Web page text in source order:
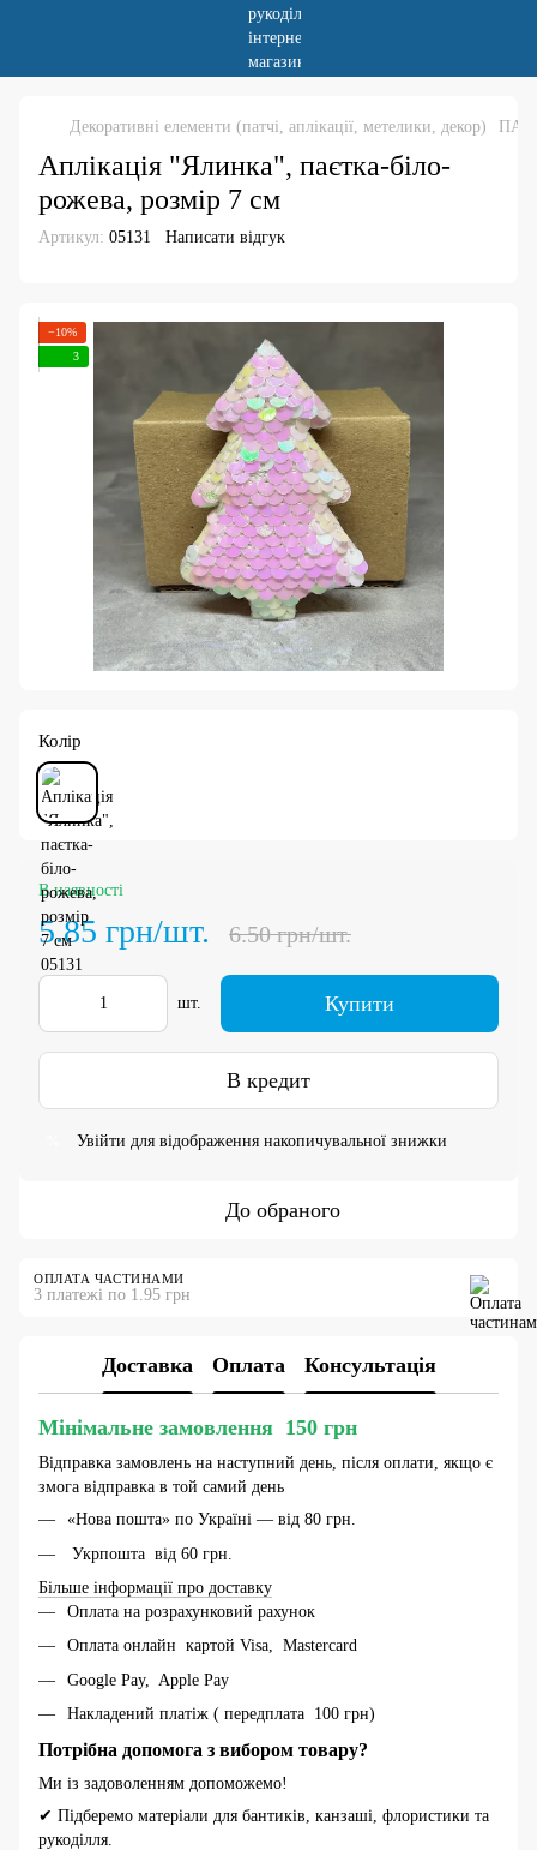
Декоративні елементи (патчі, аплікації, метелики, декор)
Аплікація "Ялинка", паєтка-біло-
рожева, розмір 7 см
Артикул: 05131 Написати відгук
−10%
3
Колір
В наявності
5.85 грн/шт. 6.50 грн/шт.
шт. Купити
В кредит
Увійти для відображення накопичувальної знижки
До обраного
ОПЛАТА ЧАСТИНАМИ
3 платежі по 1.95 грн
Доставка Оплата Консультація
Мінімальне замовлення 150 грн
Відправка замовлень на наступний день, після оплати, якщо є
змога відправка в той самий день
«Нова пошта» по Україні — від 80 грн.
Укрпошта від 60 грн.
Більше інформації про доставку
Оплата на розрахунковий рахунок
Оплата онлайн картой Visa, Mastercard
Google Pay, Apple Pay
Накладений платіж ( передплата 100 грн)
Потрібна допомога з вибором товару?
Ми із задоволенням допоможемо!
✔ Підберемо матеріали для бантиків, канзаші, флористики та
рукоділля.